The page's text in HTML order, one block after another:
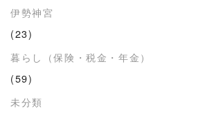
伊勢神宮
(23)
暮らし（保険・税金・年金）
(59)
未分類